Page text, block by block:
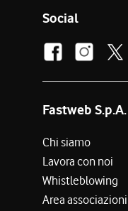
Social
Fastweb S.p.A.
Chi siamo
Lavora con noi
Whistleblowing
Area associazioni